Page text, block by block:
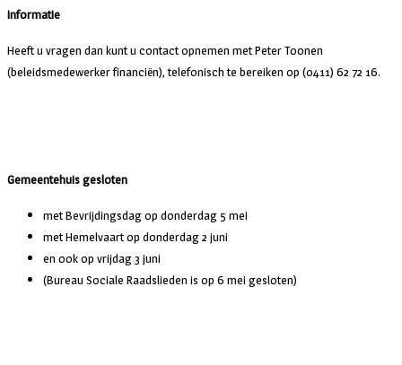
informatie
Heeft u vragen dan kunt u contact opnemen met Peter Toonen
(beleidsmedewerker financiën), telefonisch te bereiken op (0411) 62 72 16.
Gemeentehuis gesloten
met Bevrijdingsdag op donderdag 5 mei
met Hemelvaart op donderdag 2 juni
en ook op vrijdag 3 juni
(Bureau Sociale Raadslieden is op 6 mei gesloten)